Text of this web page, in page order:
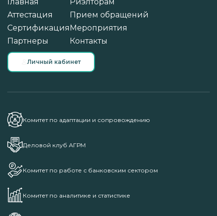
Аттестация
Сертификация
Партнеры
Прием обращений
Мероприятия
Контакты
Личный кабинет
Комитет по адаптации и сопровождению
Деловой клуб АГРМ
Комитет по работе с банковским сектором
Комитет по аналитике и статистике